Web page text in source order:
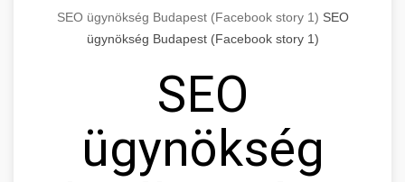
SEO ügynökség Budapest (Facebook story 1) SEO
ügynökség Budapest (Facebook story 1)
SEO
ügynökség